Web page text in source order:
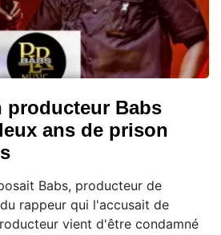
producteur Babs
ans de prison
Babs, producteur de
rappeur qui l'accusait de
vient d'être condamné